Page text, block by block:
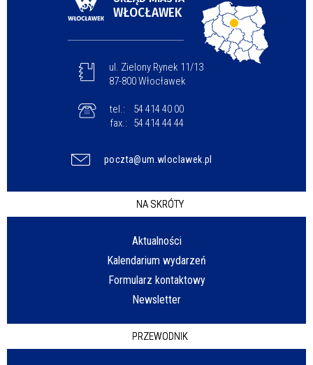
WŁOCŁAWEK
ul. Zielony Rynek 11/13
87-800 Włocławek
tel.:
54 414 40 00
fax.:
54 414 44 44
poczta@um.wloclawek.pl
NA SKRÓTY
Aktualności
Kalendarium wydarzeń
Formularz kontaktowy
Newsletter
PRZEWODNIK